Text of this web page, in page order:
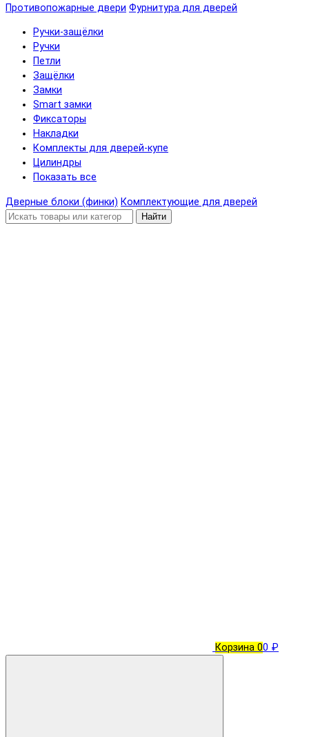
Противопожарные двери Фурнитура для дверей
Ручки-защёлки
Ручки
Петли
Защёлки
Замки
Smart замки
Фиксаторы
Накладки
Комплекты для дверей-купе
Цилиндры
Показать все
Дверные блоки (финки) Комплектующие для дверей
Найти
Корзина 00 ₽